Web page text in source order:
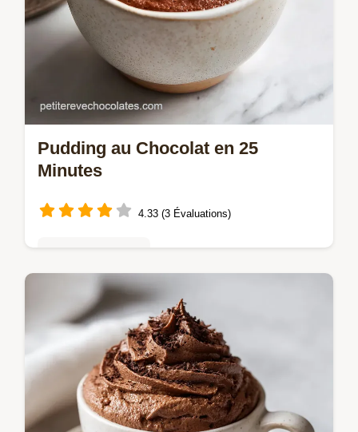
Pudding au Chocolat en 25
Minutes
4.33 (3 Évaluations)
Maîtrisez le Pudding au chocolat avec notre
guide étape par étape. Inclut une checklist
des erreurs courantes et un guide de
synchronisation détaillé.